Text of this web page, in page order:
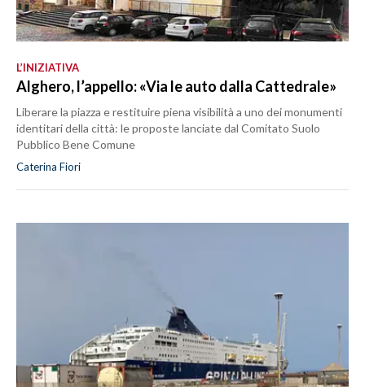
L’INIZIATIVA
Alghero, l’appello: «Via le auto dalla Cattedrale»
Liberare la piazza e restituire piena visibilità a uno dei monumenti
identitari della città: le proposte lanciate dal Comitato Suolo
Pubblico Bene Comune
Caterina Fiori